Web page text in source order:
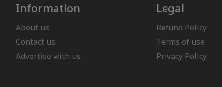
Information
About us
Contact us
Advertise with us
Legal
Refund Policy
Terms of use
Privacy Policy